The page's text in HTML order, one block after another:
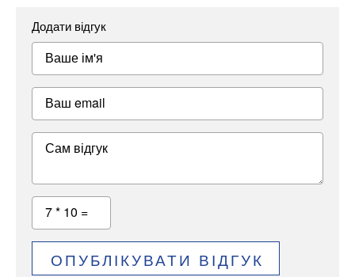
Додати відгук
Ваше ім'я
Ваш email
Сам відгук
7 * 10 =
ОПУБЛІКУВАТИ ВІДГУК